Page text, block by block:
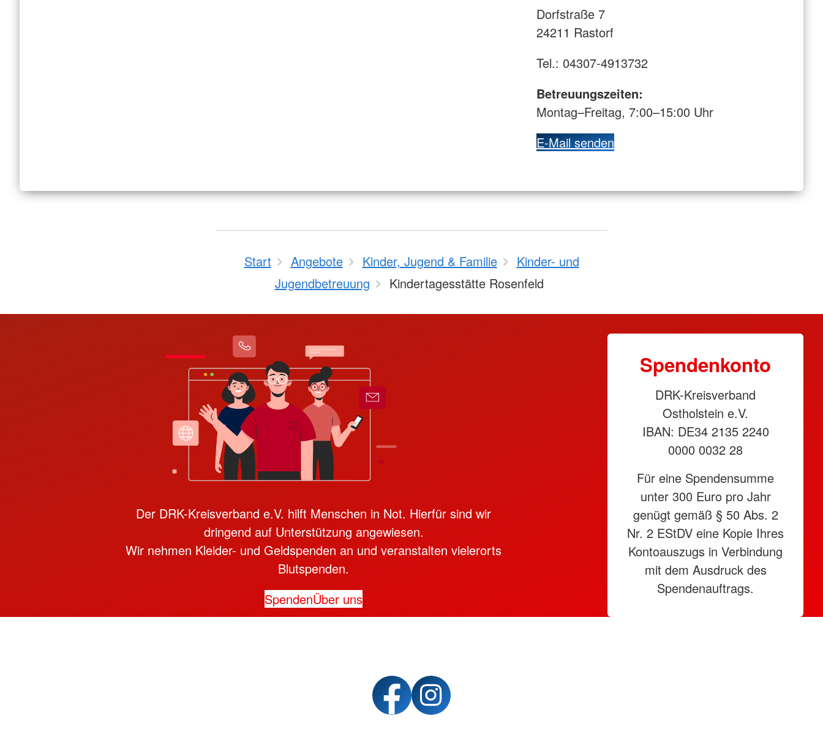
Dorfstraße 7
24211 Rastorf
Tel.: 04307-4913732
Betreuungszeiten:
Montag–Freitag, 7:00–15:00 Uhr
E-Mail senden
Start Angebote Kinder, Jugend & Familie
Kinder- und
Jugendbetreuung
Kindertagesstätte Rosenfeld
Der DRK-Kreisverband e.V. hilft Menschen in Not. Hierfür sind wir
dringend auf Unterstützung angewiesen.
Wir nehmen Kleider- und Geldspenden an und veranstalten vielerorts
Blutspenden.
SpendenÜber uns
Spendenkonto
DRK-Kreisverband
Ostholstein e.V.
IBAN: DE34 2135 2240
0000 0032 28
Für eine Spendensumme
unter 300 Euro pro Jahr
genügt gemäß § 50 Abs. 2
Nr. 2 EStDV eine Kopie Ihres
Kontoauszugs in Verbindung
mit dem Ausdruck des
Spendenauftrags.